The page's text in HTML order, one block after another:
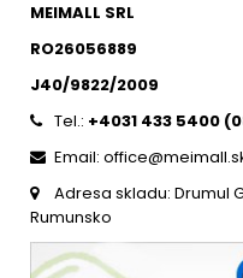
MEIMALL SRL
RO26056889
J40/9822/2009
Tel.: +4031 433 5400 (
Email:
Adresa skladu: Drumul
Rumunsko